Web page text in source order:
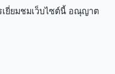
เยี่ยมชมเว็บไซต์นี้ อณุญาต